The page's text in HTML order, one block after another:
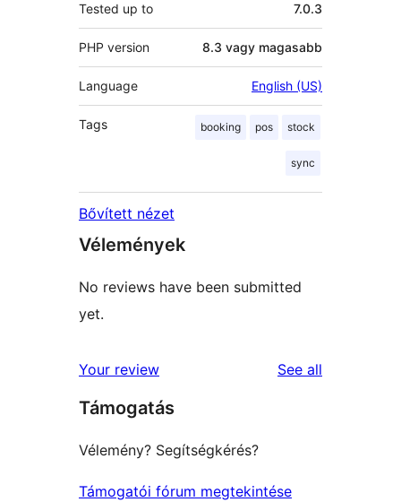
Tested up to 7.0.3
PHP version 8.3 vagy magasabb
Language English (US)
Tags booking pos stock
sync
Bővített nézet
Vélemények
No reviews have been submitted
yet.
Your review See all
Támogatás
Vélemény? Segítségkérés?
Támogatói fórum megtekintése